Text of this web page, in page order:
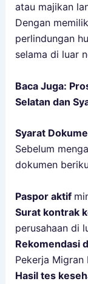
atau majikan
Dengan
perlindungan
selama di luar
Baca Juga:
Selatan dan
Syarat
Sebelum
dokumen
Paspor aktif
Surat kontrak
perusahaan di
Rekomendasi
Pekerja Migran
Hasil tes